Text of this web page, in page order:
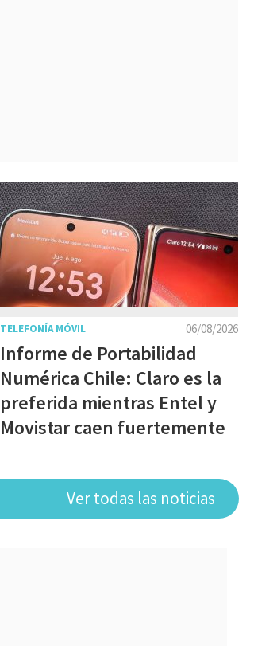
06/08/2026
TELEFONÍA MÓVIL
Informe de Portabilidad
Numérica Chile: Claro es la
preferida mientras Entel y
Movistar caen fuertemente
Ver todas las noticias